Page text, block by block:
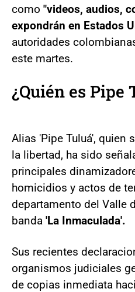
como "videos, audios,
expondrán en Estados
autoridades
este martes.
¿Quién es Pipe
Alias 'Pipe Tuluá', quien
la libertad, ha sido
principales
homicidios y actos de
departamento del Valle
banda 'La Inmaculada'.
Sus recientes
organismos judiciales
de copias inmediata